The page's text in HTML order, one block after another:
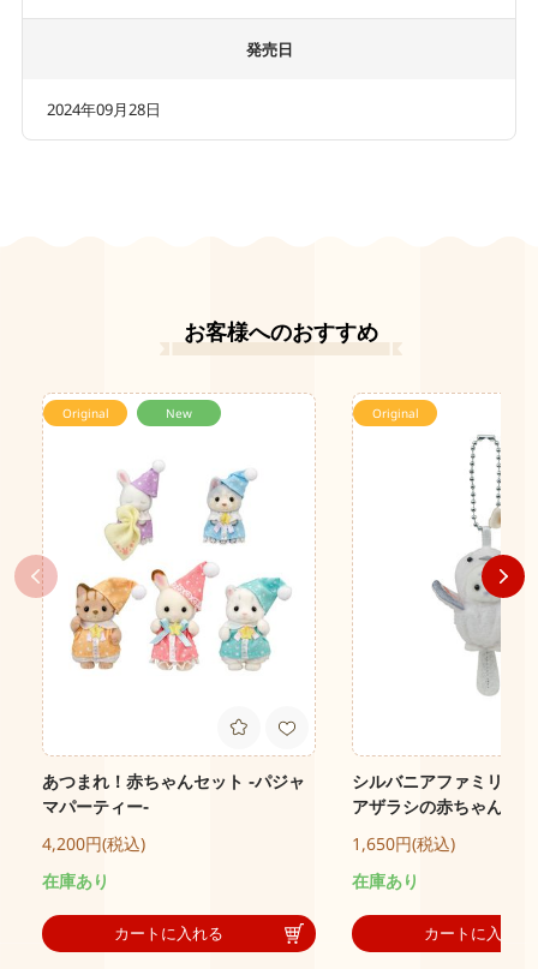
発売日
2024年09月28日
お客様へのおすすめ
Original New
あつまれ！赤ちゃんセット -パジャ
マパーティー-
4,200円(税込)
在庫あり
カートに入れる
Original
シルバニアファミリー
アザラシの赤ちゃん -シ
1,650円(税込)
在庫あり
カートに入れる